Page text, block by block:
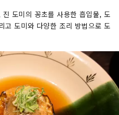
도미의 꽁초를 사용한 흡입물, 도
고 도미와 다양한 조리 방법으로 도